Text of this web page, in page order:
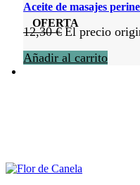
OFERTA
Aceite de masajes
12,30€ El precio
Añadir al carrito